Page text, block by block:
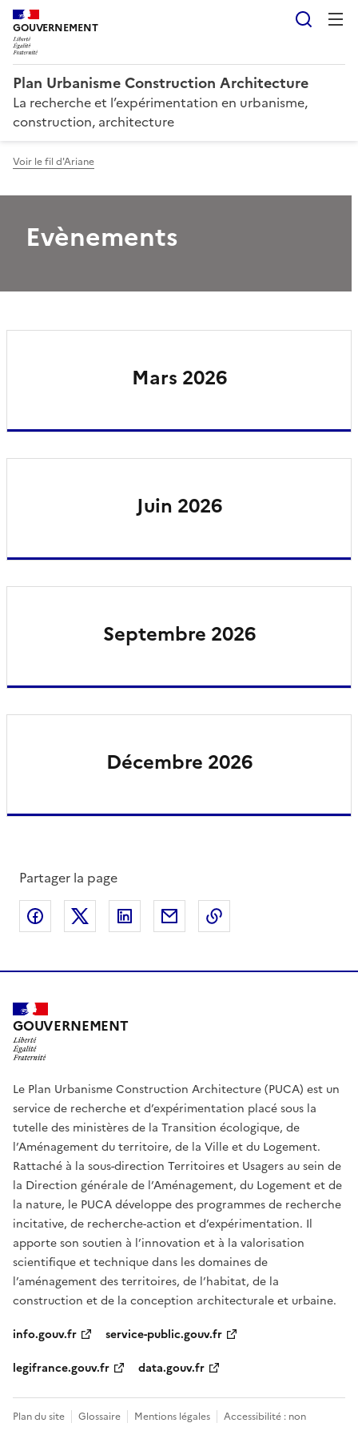
GOUVERNEMENT
Plan Urbanisme Construction Architecture
La recherche et l’expérimentation en urbanisme,
construction, architecture
Voir le fil d'Ariane
Evènements
Mars 2026
Juin 2026
Septembre 2026
Décembre 2026
Partager la page
Partager sur Facebook
Partager sur XPartager sur LinkedIn
Partager par email
GOUVERNEMENT
Le Plan Urbanisme Construction Architecture (PUCA) est un
service de recherche et d’expérimentation placé sous la
tutelle des ministères de la Transition écologique, de
l’Aménagement du territoire, de la Ville et du Logement.
Rattaché à la sous-direction Territoires et Usagers au sein de
la Direction générale de l’Aménagement, du Logement et de
la nature, le PUCA développe des programmes de recherche
incitative, de recherche-action et d’expérimentation. Il
apporte son soutien à l’innovation et à la valorisation
scientifique et technique dans les domaines de
l’aménagement des territoires, de l’habitat, de la
construction et de la conception architecturale et urbaine.
info.gouv.fr
service-public.gouv.fr
legifrance.gouv.fr
data.gouv.fr
Plan du site Glossaire Mentions légales
Accessibilité : non